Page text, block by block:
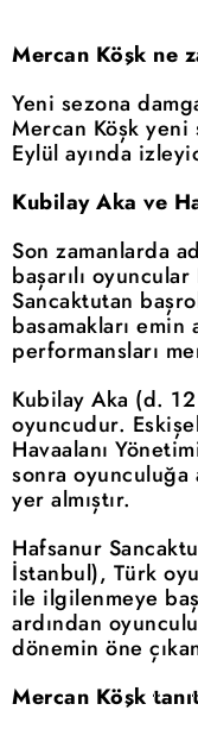
Mercan Köşk ne
Yeni sezona
Mercan Köşk
Eylül ayında
Kubilay Aka ve
Son zamanlarda
başarılı
Sancaktutan
basamakları emin
performansları
Kubilay Aka (d.
oyuncudur.
Havaalanı
sonra oyunculuğa
yer almıştır.
Hafsanur
İstanbul), Türk
ile ilgilenmeye
ardından
dönemin öne
Mercan Köşk